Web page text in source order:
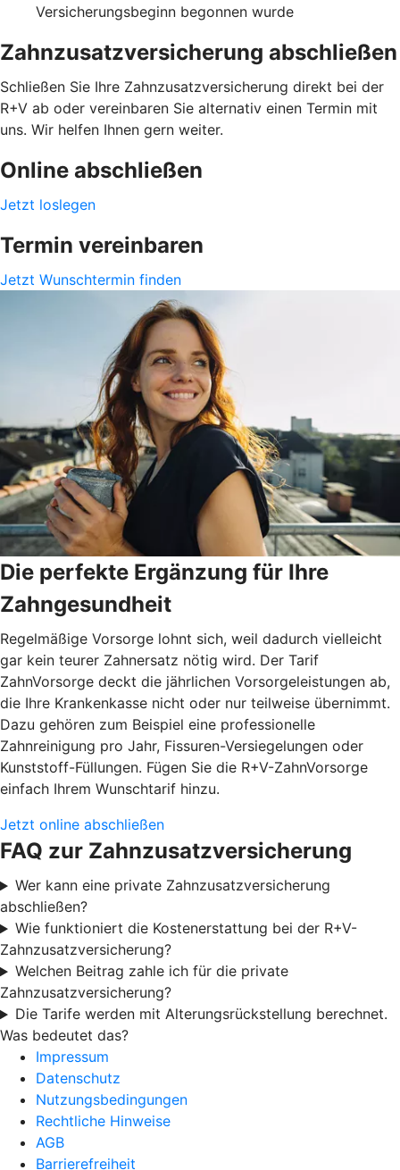
Versicherungsbeginn begonnen wurde
Zahnzusatzversicherung abschließen
Schließen Sie Ihre Zahnzusatzversicherung direkt bei der
R+V ab oder vereinbaren Sie alternativ einen Termin mit
uns. Wir helfen Ihnen gern weiter.
Online abschließen
Jetzt loslegen
Termin vereinbaren
Jetzt Wunschtermin finden
Die perfekte Ergänzung für Ihre
Zahngesundheit
Regelmäßige Vorsorge lohnt sich, weil dadurch vielleicht
gar kein teurer Zahnersatz nötig wird. Der Tarif
ZahnVorsorge deckt die jährlichen Vorsorgeleistungen ab,
die Ihre Krankenkasse nicht oder nur teilweise übernimmt.
Dazu gehören zum Beispiel eine professionelle
Zahnreinigung pro Jahr, Fissuren-Versiegelungen oder
Kunststoff-Füllungen. Fügen Sie die R+V-ZahnVorsorge
einfach Ihrem Wunschtarif hinzu.
Jetzt online abschließen
FAQ zur Zahnzusatzversicherung
Wer kann eine private Zahnzusatzversicherung
abschließen?
Wie funktioniert die Kostenerstattung bei der R+V-
Zahnzusatzversicherung?
Welchen Beitrag zahle ich für die private
Zahnzusatzversicherung?
Die Tarife werden mit Alterungsrückstellung berechnet.
Was bedeutet das?
Impressum
Datenschutz
Nutzungsbedingungen
Rechtliche Hinweise
AGB
Barrierefreiheit